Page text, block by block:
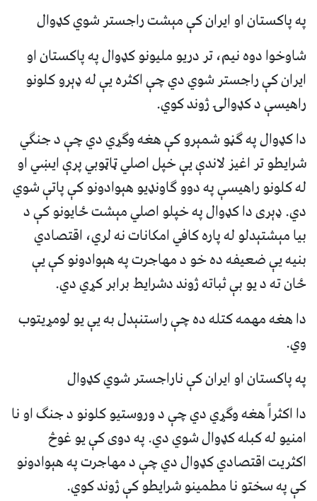
په پاکستان او ایران کې مېشت راجستر شوي کډوال
شاوخوا دوه نیم، تر دریو ملیونو کډوال په پاکستان او
ایران کې راجستر شوي دي چې اکثره یې له ډېرو کلونو
راهیسې د کډوالۍ ژوند کوي.
دا کډوال په ګڼو شمېرو کې هغه وګړي دي چې د جنګي
شرایطو تر اغیز لاندې یې خپل اصلي ټاټوبي پرې ايښي او
له کلونو راهیسې په دوو ګاونډیو هېوادونو کې پاتې شوي
دي. ډېری دا کډوال په خپلو اصلي مېشت ځایونو کې د
بیا مېشتېدلو له پاره کافي امکانات نه لري، اقتصادي
بنیه یې ضعیفه ده خو د مهاجرت په هېوادونو کې یې
ځان ته د یو بې ثباته ژوند دشرایط برابر کړي دي.
دا هغه مهمه کتله ده چې راستنېدل به یې یو لومړیتوب
وي.
په پاکستان او ایران کې ناراجستر شوي کډوال
دا اکثراً هغه وګړي دي چې د وروستیو کلونو د جنګ او نا
امنیو له کبله کډوال شوي دي. په دوی کې یو غوڅ
اکثریت اقتصادي کډوال دي چې د مهاجرت په هېوادونو
کې په سختو نا مطمینو شرایطو کې ژوند کوي.